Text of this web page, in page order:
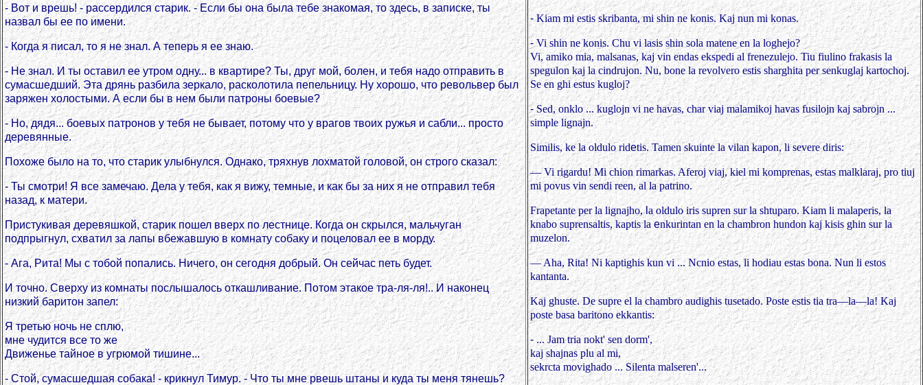
- Вот и врешь! - рассердился старик. - Если бы она была тебе знакомая, то здесь, в записке, ты
назвал бы ее по имени.
- Когда я писал, то я не знал. А теперь я ее знаю.
- Не знал. И ты оставил ее утром одну... в квартире? Ты, друг мой, болен, и тебя надо отправить в
сумасшедший. Эта дрянь разбила зеркало, расколотила пепельницу. Ну хорошо, что револьвер был
заряжен холостыми. А если бы в нем были патроны боевые?
- Но, дядя... боевых патронов у тебя не бывает, потому что у врагов твоих ружья и сабли... просто
деревянные.
Похоже было на то, что старик улыбнулся. Однако, тряхнув лохматой головой, он строго сказал:
- Ты смотри! Я все замечаю. Дела у тебя, как я вижу, темные, и как бы за них я не отправил тебя
назад, к матери.
Пристукивая деревяшкой, старик пошел вверх по лестнице. Когда он скрылся, мальчуган
подпрыгнул, схватил за лапы вбежавшую в комнату собаку и поцеловал ее в морду.
- Ага, Рита! Мы с тобой попались. Ничего, он сегодня добрый. Он сейчас петь будет.
И точно. Сверху из комнаты послышалось откашливание. Потом этакое тра-ля-ля!.. И наконец
низкий баритон запел:
Я третью ночь не сплю,
мне чудится все то же
Движенье тайное в угрюмой тишине...
- Стой, сумасшедшая собака! - крикнул Тимур. - Что ты мне рвешь штаны и куда ты меня тянешь?
-Kiam mi estis skribanta, mi shin ne konis. Kaj nun mi konas.
-Vi shin ne konis. Chu vi lasis shin sola matene en la loghejo?
Vi, amiko mia, malsanas, kaj vin endas ekspedi al frenezulejo. Tiu fiulino frakasis la
spegulon kaj la cindrujon. Nu, bone la revolvero estis sharghita per senkuglaj kartochoj.
Se en ghi estus kugloj?
-Sed, onklo ... kuglojn vi ne havas, char viaj malamikoj havas fusilojn kaj sabrojn ...
simple lignajn.
Similis, ke la oldulo ridetis. Tamen skuinte la vilan kapon, li severe diris:
— Vi rigardu! Mi chion rimarkas. Aferoj viaj, kiel mi komprenas, estas malklaraj, pro tiuj
mi povus vin sendi reen, al la patrino.
Frapetante per la lignajho,la oldulo iris supren sur la shtuparo. Kiam li malaperis, la
knabo suprensaltis, kaptis laenkurintan en la chambron hundon kaj kisis ghin sur la
muzelon.
— Aha, Rita! Ni kaptighis kun vi ... Ncnio estas, li hodiau estas bona. Nun li estos
kantanta.
Kaj ghuste. De supre el la chambro audighis tusetado. Poste estis tia tra—la—la! Kaj
poste basa baritono ekkantis:
- ... Jam tria nokt' sen dorm',
kaj shajnas plu al mi,
sekrcta movighado ... Silenta malseren'...